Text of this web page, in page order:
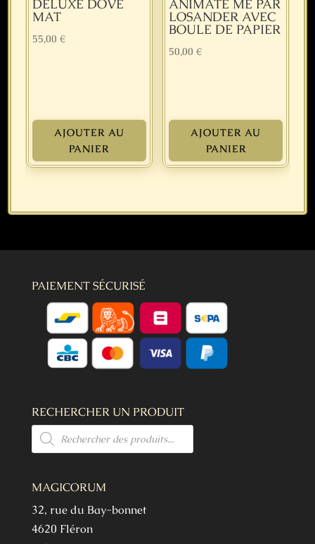
DELUXE DOVE
MAT
55,00€
AJOUTER AU
PANIER
ANIMATE ME PAR
LOSANDER AVEC
BOULE DE PAPIER
50,00€
AJOUTER AU
PANIER
PAIEMENT SÉCURISÉ
RECHERCHER UN PRODUIT
Recherche
de
produits
MAGICORUM
32, rue du Bay-bonnet
4620 Fléron